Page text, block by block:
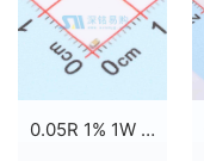
0.05R 1% 1W 2512